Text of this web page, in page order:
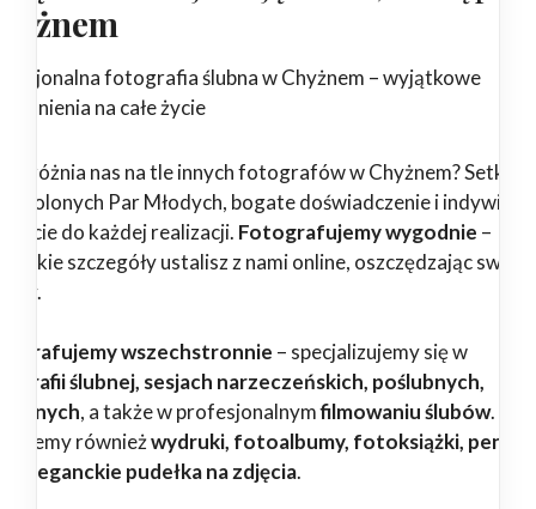
fotografia ślubna w Chyżnem – wyjątkowe
na całe życie
nas na tle innych fotografów w Chyżnem? Setki
Par Młodych, bogate doświadczenie i
do każdej realizacji. Fotografujemy wygodnie –
szczegóły ustalisz z nami online, oszczędzając swój
wszechstronnie – specjalizujemy się w
ślubnej, sesjach narzeczeńskich, poślubnych,
, a także w profesjonalnymfilmowaniu ślubów.
równieżwydruki, fotoalbumy, fotoksiążki,
eleganckie pudełka na zdjęcia.